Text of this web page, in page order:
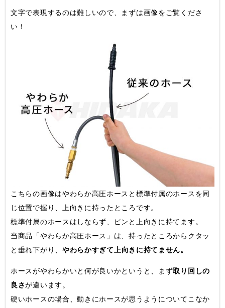
文字で表現するのは難しいので、まずは画像をご覧くださ
い！
こちらの画像はやわらか高圧ホースと標準付属のホースを同
じ位置で握り、上向きに持ったところです。
標準付属のホースはしならず、ピンと上向きに持てます。
当商品「やわらか高圧ホース」は、持ったところからクタッ
と垂れ下がり、 やわらかすぎて上向きに持てません。
ホースがやわらかいと何が良いかというと、まず取り回しの
良さが違います。
硬いホースの場合、動きにホースが思うようについてこなか